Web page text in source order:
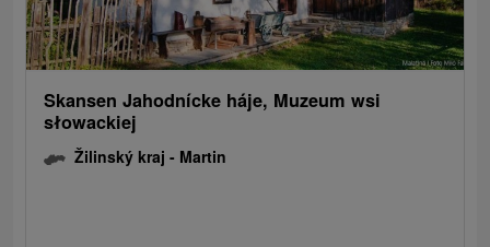
Skansen Jahodnícke háje, Muzeum wsi
słowackiej
Žilinský kraj - Martin